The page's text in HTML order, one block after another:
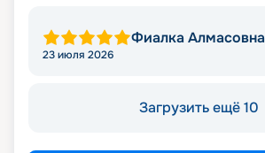
Фиалка Алмасовна
23 июля 2026
Загрузить ещё 10